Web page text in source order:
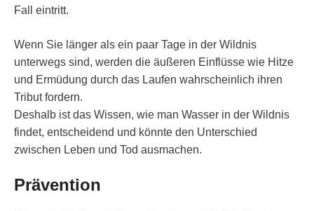
Fall eintritt.
Wenn Sie länger als ein paar Tage in der Wildnis
unterwegs sind, werden die äußeren Einflüsse wie Hitze
und Ermüdung durch das Laufen wahrscheinlich ihren
Tribut fordern.
Deshalb ist das Wissen, wie man Wasser in der Wildnis
findet, entscheidend und könnte den Unterschied
zwischen Leben und Tod ausmachen.
Prävention